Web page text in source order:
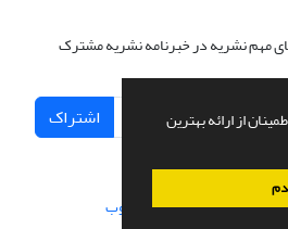
از ارائه بهترین
مهم نشریه در خبرنامه نشریه مشترک
اشتراک
طراحی و پیاده سازی از سیناوب